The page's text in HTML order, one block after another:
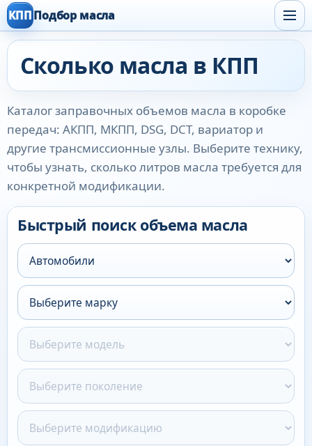
КПППодбор масла
Сколько масла в КПП
Каталог заправочных объемов масла в коробке
передач: АКПП, МКПП, DSG, DCT, вариатор и
другие трансмиссионные узлы. Выберите технику,
чтобы узнать, сколько литров масла требуется для
конкретной модификации.
Быстрый поиск объема масла